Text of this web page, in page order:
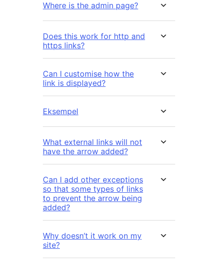
Where is the admin page?
Does this work for http and
https links?
Can I customise how the
link is displayed?
Eksempel
What external links will not
have the arrow added?
Can I add other exceptions
so that some types of links
to prevent the arrow being
added?
Why doesn’t it work on my
site?